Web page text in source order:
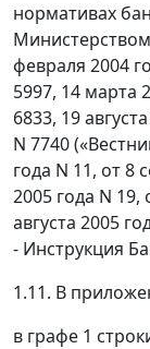
нормативах
февраля 2004
5997, 14 марта
6833, 19
N 7740
года N 11, от 8
2005 года N 19,
августа 2005
- Инструкция
1.11. В
в графе 1